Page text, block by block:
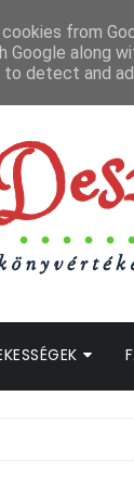
from
Google along
detect and